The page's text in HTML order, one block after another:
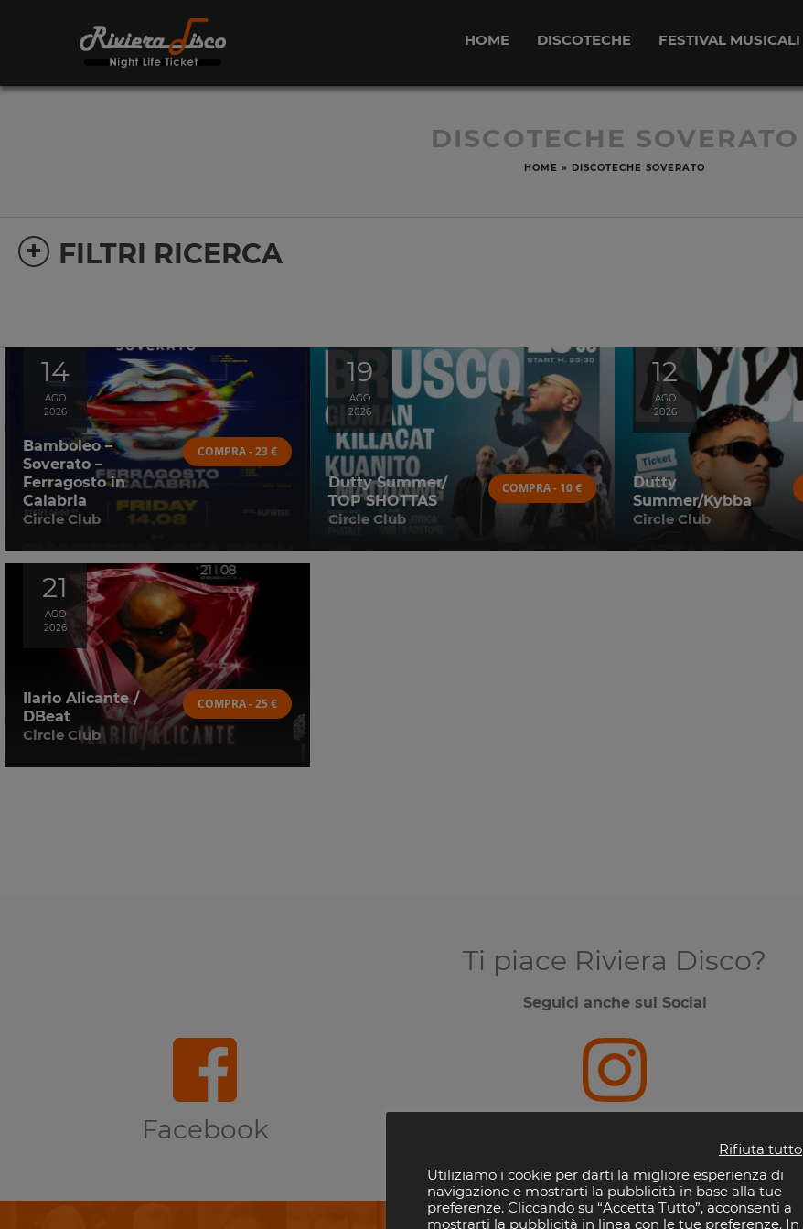
HOME DISCOTECHE FESTIVAL MUSICALI
DISCOTECHE SOVERATO
HOME » DISCOTECHE SOVERATO
FILTRI RICERCA
+
14
AGO
2026
Bamboleo –
Soverato –
Ferragosto in
Calabria
Circle Club
COMPRA - 23 €
19
AGO
2026
Dutty Summer/
TOP SHOTTAS
Circle Club
COMPRA - 10 €
12
AGO
2026
Dutty
Summer/Kybba
Circle Club
21
AGO
2026
Ilario Alicante /
DBeat
Circle Club
COMPRA - 25 €
Ti piace Riviera Disco?
Seguici anche sui Social
Facebook
Rifiuta tutto
Utiliziamo i cookie per darti la migliore esperienza di
navigazione e mostrarti la pubblicità in base alla tue
preferenze. Cliccando su “Accetta Tutto”, acconsenti a
mostrarti la pubblicità in linea con le tue preferenze. In